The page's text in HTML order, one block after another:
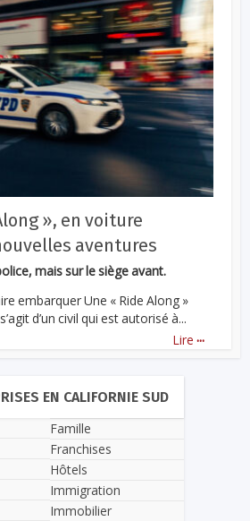
», en voiture
aventures
mais sur le siège avant.
embarquer Une « Ride Along »
d’un civil qui est autorisé à...
Lire ...
EN CALIFORNIE SUD
Famille
Franchises
Hôtels
Immigration
Immobilier